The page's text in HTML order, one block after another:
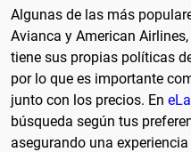
Algunas de las más
Avianca y American
tiene sus propias políticas
por lo que es importante
junto con los precios. En
búsqueda según tus
asegurando una